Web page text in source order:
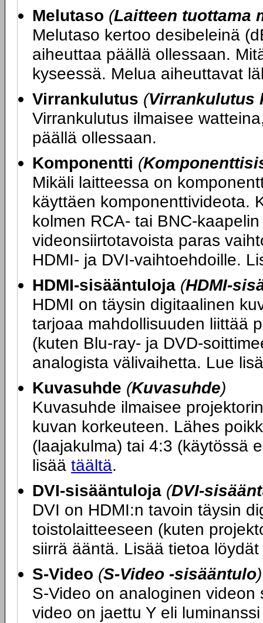
Melutaso (Laitteen tuottama
Melutaso kertoo desibeleinä
aiheuttaa päällä ollessaan.
kyseessä. Melua aiheuttavat
Virrankulutus (Virrankulutus
Virrankulutus ilmaisee
päällä ollessaan.
Komponentti (
Mikäli laitteessa on
käyttäen komponenttivideota.
kolmen RCA- tai BNC-
videonsiirtotavoista paras
HDMI- ja DVI-vaihtoehdoille.
HDMI-sisääntuloja (HDMI-
HDMI on täysin digitaalinen
tarjoaa mahdollisuuden liittää
(kuten Blu-ray- ja DVD-
analogista välivaihetta. Lue
Kuvasuhde (Kuvasuhde)
Kuvasuhde ilmaisee
kuvan korkeuteen. Lähes
(laajakulma) tai 4:3 (käytössä
lisää täältä.
DVI-sisääntuloja (DVI-
DVI on HDMI:n tavoin täysin
toistolaitteeseen (kuten
siirrä ääntä. Lisää tietoa löydät
S-Video (S-Video -sisääntulo)
S-Video on analoginen
video on jaettu Y eli